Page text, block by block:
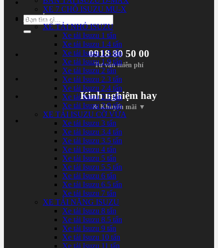
Tìm
kiếm:
0918 80 50 00
Tư vấn miễn phí
Kinh nghiệm hay
& Khuyến mãi ▼
XE 7 CHỖ ISUZU MU-X
XE TẢI ISUZU
XE TẢI NHỎ ISUZU
Xe tải Isuzu 1 tấn
Xe tải Isuzu 1.4 tấn
Xe tải Isuzu 1.5 tấn
Xe tải Isuzu 1.9 tấn
Xe tải Isuzu 2 tấn
Xe tải Isuzu 2.3 tấn
Xe tải Isuzu 2.4 tấn
Xe tải Isuzu 2.5 tấn
Xe tải Isuzu 2.9 tấn
XE TẢI ISUZU CỠ VỪA
Xe tải Isuzu 3 tấn
Xe tải Isuzu 3.4 tấn
Xe tải Isuzu 3.5 tấn
Xe tải Isuzu 4 tấn
Xe tải Isuzu 5 tấn
Xe tải Isuzu 5.5 tấn
Xe tải Isuzu 6 tấn
Xe tải Isuzu 6.5 tấn
Xe tải Isuzu 7 tấn
XE TẢI NẶNG ISUZU
Xe tải Isuzu 8 tấn
Xe tải Isuzu 8.5 tấn
Xe tải Isuzu 9 tấn
Xe tải Isuzu 10 tấn
Xe tải Isuzu 11 tấn